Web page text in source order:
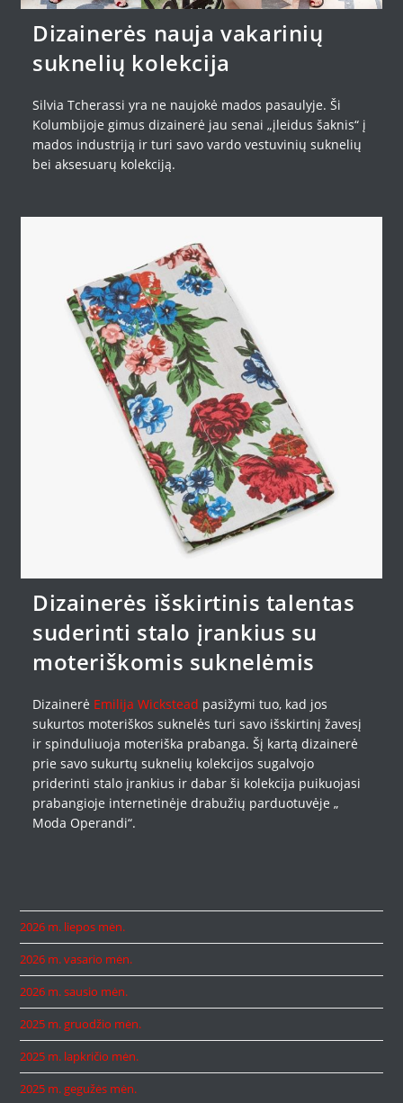
Dizainerės nauja vakarinių
suknelių kolekcija
Silvia Tcherassi yra ne naujokė mados pasaulyje. Ši
Kolumbijoje gimus dizainerė jau senai „įleidus šaknis“ į
mados industriją ir turi savo vardo vestuvinių suknelių
bei aksesuarų kolekciją.
Dizainerės išskirtinis talentas
suderinti stalo įrankius su
moteriškomis suknelėmis
Dizainerė Emilija Wickstead pasižymi tuo, kad jos
sukurtos moteriškos suknelės turi savo išskirtinį žavesį
ir spinduliuoja moteriška prabanga. Šį kartą dizainerė
prie savo sukurtų suknelių kolekcijos sugalvojo
priderinti stalo įrankius ir dabar ši kolekcija puikuojasi
prabangioje internetinėje drabužių parduotuvėje „
Moda Operandi“.
2026 m. liepos mėn.
2026 m. vasario mėn.
2026 m. sausio mėn.
2025 m. gruodžio mėn.
2025 m. lapkričio mėn.
2025 m. gegužės mėn.